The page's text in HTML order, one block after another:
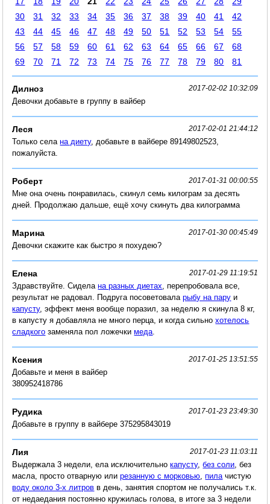
30
31 32 33 34 35 36 37 38 39 40 41
42
43
44 45 46 47 48 49 50 51 52 53 54
55
56
57 58 59 60 61 62 63 64 65 66 67
68
69
70 71 72 73 74 75 76 77 78 79 80 81
Дилноз 2017-02-02 10:32:09
Девочки добавьте в группу в вайбер
Леся 2017-02-01 21:44:12
Только селана диету, добавьте в вайбере 89149802523,
пожалуйста.
Роберт 2017-01-31 00:00:55
Мне она очень понравилась, скинул семь килограм за десять
дней. Продолжаю дальше, ещё хочу скинуть два килограмма
Марина 2017-01-30 00:45:49
Девочки скажите как быстро я похудею?
Елена 2017-01-29 11:19:51
Здравствуйте. Сиделана разных диетах , перепробовала все,
результат не радовал. Подруга посоветоваларыбу на пару и
капусту, эффект меня вообще поразил, за неделю я скинула 8 кг,
в капусту я добавляла не много перца, и когда сильнохотелось
сладкого заменяла пол ложечкимеда
Ксения 2017-01-25 13:51:55
Добавьте и меня в вайбер
380952418786
Рудика 2017-01-23 23:49:30
Добавьте в группу в вайбере 375295843019
Лия 2017-01-23 11:03:11
Выдержала 3 недели, ела исключительнокапусту,без соли , без
масла, просто отварную илирезанную с морковью ,пила чистую
воду около 3-х литров в день, занятия спортом не получались т.к.
от недаедания постоянно кружилась голова, в итоге за 3 недели